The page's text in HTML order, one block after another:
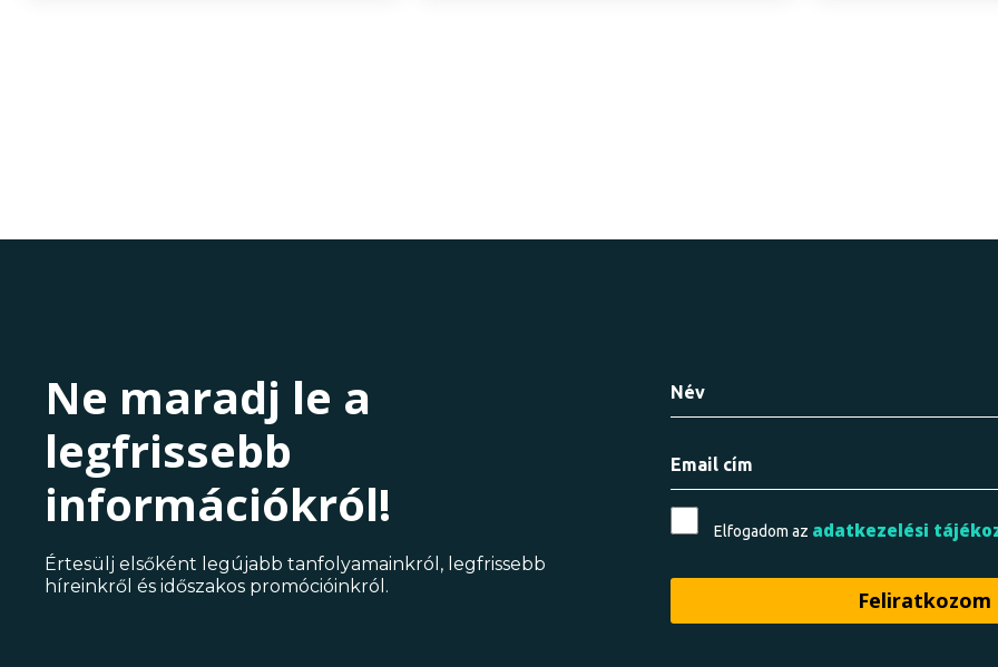
Ne maradj le a
legfrissebb
információkról!
Értesülj elsőként legújabb tanfolyamainkról, legfrissebb
híreinkről és időszakos promócióinkról.
Elfogadom az adatkezelési